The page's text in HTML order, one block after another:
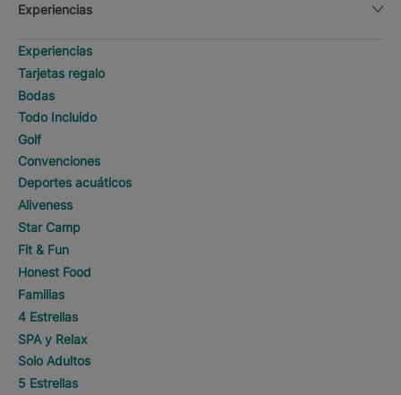
Experiencias
Experiencias
Tarjetas regalo
Bodas
Todo Incluido
Golf
Convenciones
Deportes acuáticos
Aliveness
Star Camp
Fit & Fun
Honest Food
Familias
4 Estrellas
SPA y Relax
Solo Adultos
5 Estrellas